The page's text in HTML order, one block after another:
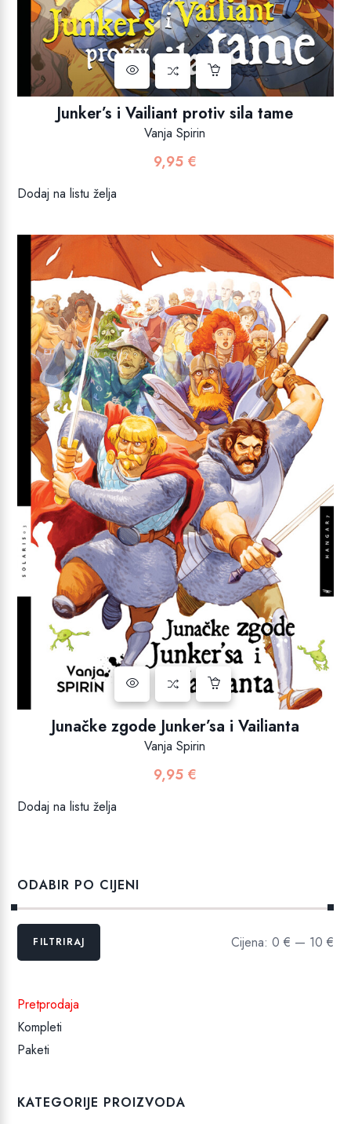
Junker’s i Vailiant protiv sila tame
Vanja Spirin
9,95 €
Dodaj na listu želja
Junačke zgode Junker’sa i Vailianta
Vanja Spirin
9,95 €
Dodaj na listu želja
ODABIR PO CIJENI
Min
MaksFILTRIRAJ Cijena: 0 € — 10 €
Pretprodaja
Kompleti
Paketi
KATEGORIJE PROIZVODA